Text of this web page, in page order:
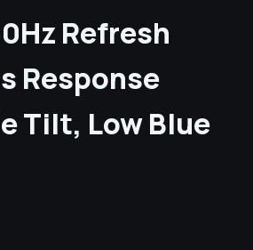
Refresh
Response
Tilt, Low Blue